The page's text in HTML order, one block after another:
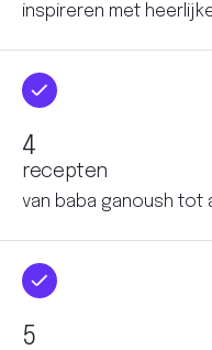
inspireren met
recepten
van baba ganoush tot